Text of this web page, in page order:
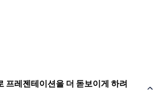
프레젠테이션을 더 돋보이게 하려